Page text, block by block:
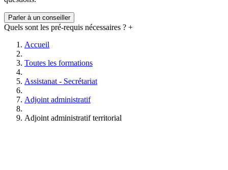
téléphone et par mail à tout moment
échanger avec d’autres élèves grâce aux groupes d’entraide.
Parler à un conseiller
Quels sont les pré-requis nécessaires ? +
Accueil
Toutes les formations
Assistanat - Secrétariat
Adjoint administratif
Adjoint administratif territorial